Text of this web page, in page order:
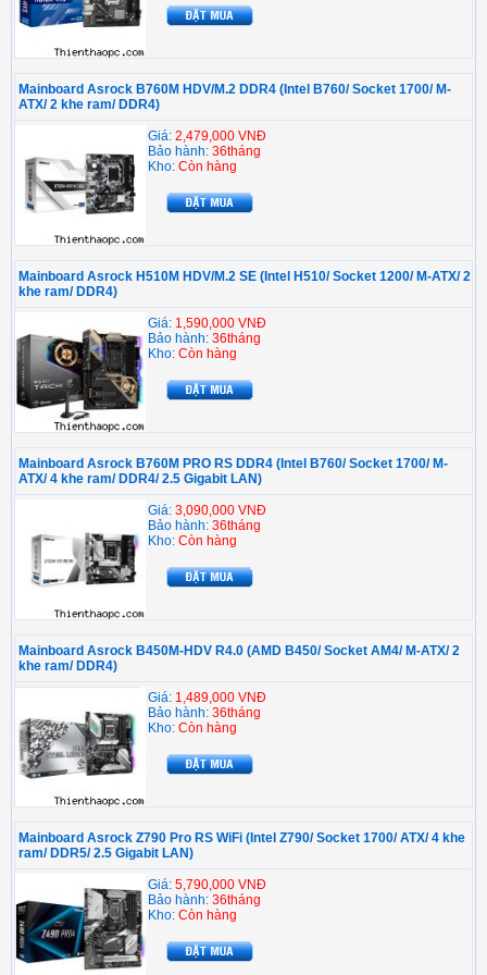
Mainboard Asrock B760M HDV/M.2 DDR4 (Intel B760/ Socket 1700/ M-
ATX/ 2 khe ram/ DDR4)
Giá: 2,479,000 VNĐ
Bảo hành: 36tháng
Kho: Còn hàng
Mainboard Asrock H510M HDV/M.2 SE (Intel H510/ Socket 1200/ M-ATX/ 2
khe ram/ DDR4)
Giá: 1,590,000 VNĐ
Bảo hành: 36tháng
Kho: Còn hàng
Mainboard Asrock B760M PRO RS DDR4 (Intel B760/ Socket 1700/ M-
ATX/ 4 khe ram/ DDR4/ 2.5 Gigabit LAN)
Giá: 3,090,000 VNĐ
Bảo hành: 36tháng
Kho: Còn hàng
Mainboard Asrock B450M-HDV R4.0 (AMD B450/ Socket AM4/ M-ATX/ 2
khe ram/ DDR4)
Giá: 1,489,000 VNĐ
Bảo hành: 36tháng
Kho: Còn hàng
Mainboard Asrock Z790 Pro RS WiFi (Intel Z790/ Socket 1700/ ATX/ 4 khe
ram/ DDR5/ 2.5 Gigabit LAN)
Giá: 5,790,000 VNĐ
Bảo hành: 36tháng
Kho: Còn hàng